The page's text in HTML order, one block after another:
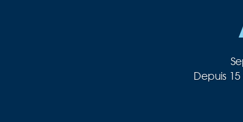
Depuis
Au cœur de notre passion